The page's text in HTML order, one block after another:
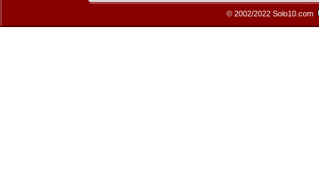
© 2002/2022 Solo10.com